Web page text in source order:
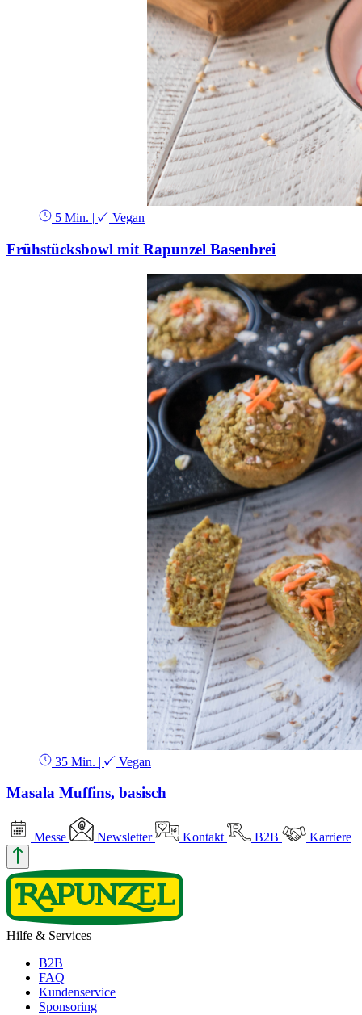
5 Min. | Vegan
Frühstücksbowl mit Rapunzel Basenbrei
35 Min. | Vegan
Masala Muffins, basisch
Messe Newsletter Kontakt B2B Karriere
Hilfe & Services
B2B
FAQ
Kundenservice
Sponsoring